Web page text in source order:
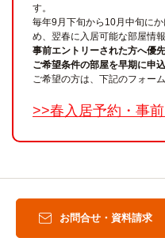
す。
毎年9月下旬から10月中旬に
め、翌春に入居可能な部屋情
事前エントリーされた方へ優
ご希望条件の部屋を早期に申
ご希望の方は、下記のフォー
>>春入居予約・事
お問合せ・資料請求